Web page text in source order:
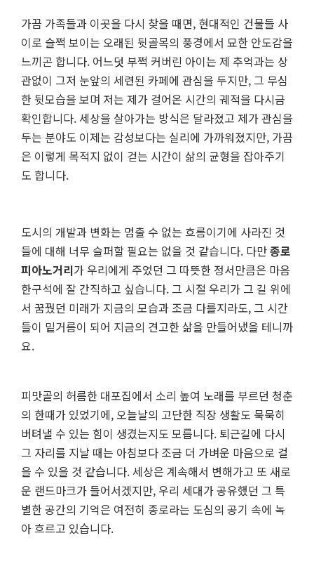
가끔 가족들과 이곳을 다시 찾을 때면, 현대적인 건물들 사
이로 슬쩍 보이는 오래된 뒷골목의 풍경에서 묘한 안도감을
느끼곤 합니다. 어느덧 부쩍 커버린 아이는 제 추억과는 상
관없이 그저 눈앞의 세련된 카페에 관심을 두지만, 그 무심
한 뒷모습을 보며 저는 제가 걸어온 시간의 궤적을 다시금
확인합니다. 세상을 살아가는 방식은 달라졌고 제가 관심을
두는 분야도 이제는 감성보다는 실리에 가까워졌지만, 가끔
은 이렇게 목적지 없이 걷는 시간이 삶의 균형을 잡아주기
도 합니다.
도시의 개발과 변화는 멈출 수 없는 흐름이기에 사라진 것
들에 대해 너무 슬퍼할 필요는 없을 것 같습니다. 다만종로
피아노거리가 우리에게 주었던 그 따뜻한 정서만큼은 마음
한구석에 잘 간직하고 싶습니다. 그 시절 우리가 그 길 위에
서 꿈꿨던 미래가 지금의 모습과 조금 다를지라도, 그 시간
들이 밑거름이 되어 지금의 견고한 삶을 만들어냈을 테니까
요.
피맛골의 허름한 대포집에서 소리 높여 노래를 부르던 청춘
의 한때가 있었기에, 오늘날의 고단한 직장 생활도 묵묵히
버텨낼 수 있는 힘이 생겼는지도 모릅니다. 퇴근길에 다시
그 자리를 지날 때는 아침보다 조금 더 가벼운 마음으로 걸
을 수 있을 것 같습니다. 세상은 계속해서 변해가고 또 새로
운 랜드마크가 들어서겠지만, 우리 세대가 공유했던 그 특
별한 공간의 기억은 여전히 종로라는 도심의 공기 속에 녹
아 흐르고 있습니다.